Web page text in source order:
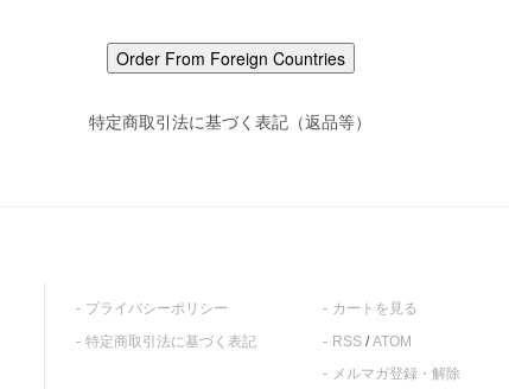
特定商取引法に基づく表記（返品等）
プライバシーポリシー
特定商取引法に基づく表記
カートを見る
RSS/ATOM
メルマガ登録・解除